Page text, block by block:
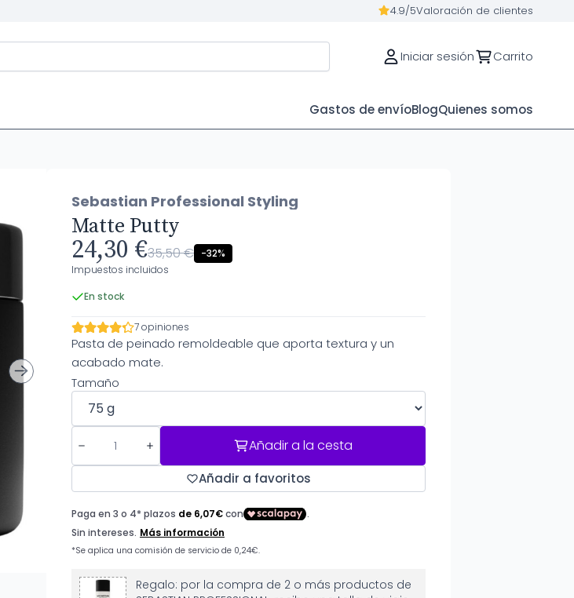
4.9/5Valoración de clientes
Iniciar sesión Carrito
Gastos de envíoBlogQuienes somos
Sebastian Professional Styling
Matte Putty
24,30 €35,50 € -32%
Impuestos incluidos
En stock
7 opiniones
Pasta de peinado remoldeable que aporta textura y un
acabado mate.
Tamaño
Añadir a la cesta
Añadir a favoritos
Regalo: por la compra de 2 o más productos de